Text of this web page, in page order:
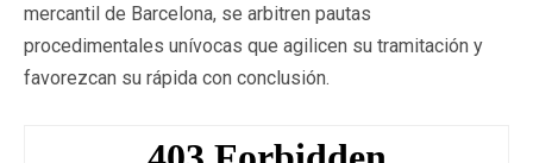
mercantil de Barcelona, se arbitren pautas
procedimentales unívocas que agilicen su tramitación y
favorezcan su rápida con conclusión.